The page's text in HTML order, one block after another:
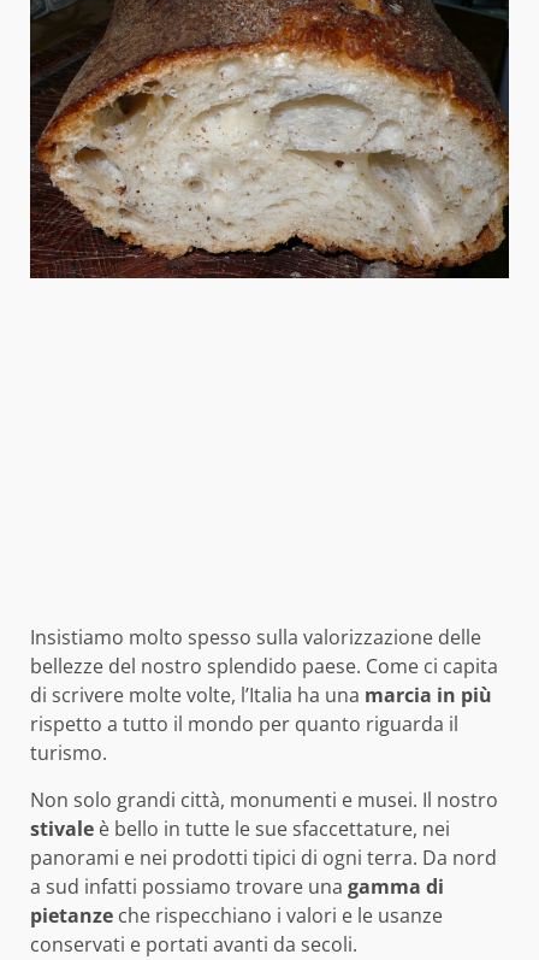
Insistiamo molto spesso sulla valorizzazione delle
bellezze del nostro splendido paese. Come ci capita
di scrivere molte volte, l’Italia ha una marcia in più
rispetto a tutto il mondo per quanto riguarda il
turismo.
Non solo grandi città, monumenti e musei. Il nostro
stivale è bello in tutte le sue sfaccettature, nei
panorami e nei prodotti tipici di ogni terra. Da nord
a sud infatti possiamo trovare una gamma di
pietanze che rispecchiano i valori e le usanze
conservati e portati avanti da secoli.